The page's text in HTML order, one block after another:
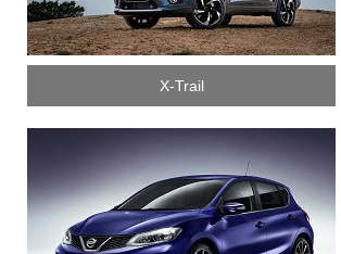
X-Trail